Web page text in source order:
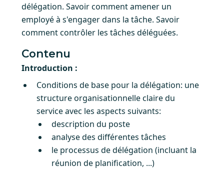
délégation. Savoir comment amener un
employé à s'engager dans la tâche. Savoir
comment contrôler les tâches déléguées.
Contenu
Introduction :
Conditions de base pour la délégation: une
structure organisationnelle claire du
service avec les aspects suivants:
description du poste
analyse des différentes tâches
le processus de délégation (incluant la
réunion de planification, ...)